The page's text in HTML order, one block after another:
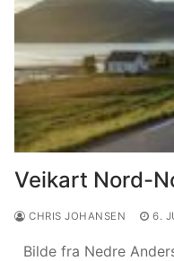
Veikart Nord-
CHRIS JOHANSEN 6.
Bilde fra Nedre